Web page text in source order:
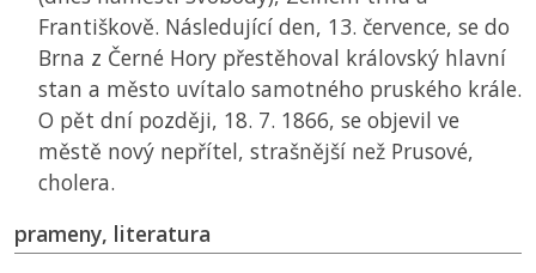
Františkově. Následující den, 13. července, se do
Brna z Černé Hory přestěhoval královský hlavní
stan a město uvítalo samotného pruského krále.
O pět dní později, 18. 7. 1866, se objevil ve
městě nový nepřítel, strašnější než Prusové,
cholera.
prameny, literatura